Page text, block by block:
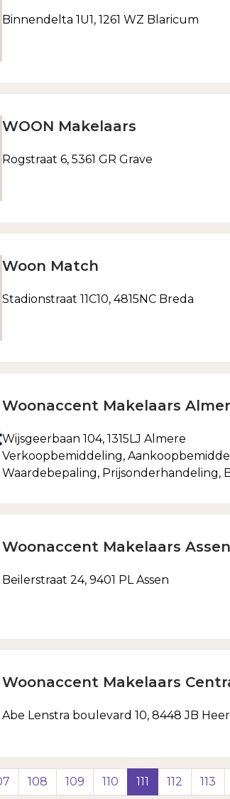
Binnendelta 1U1, 1261 WZ Blaricum
WOON Makelaars
Rogstraat 6, 5361 GR Grave
Woon Match
Stadionstraat 11C10, 4815NC Breda
Woonaccent Makelaars
Wijsgeerbaan 104, 1315LJ Almere
Verkoopbemiddeling,
Waardebepaling, Prijsonderhandeling,
Woonaccent Makelaars Assen
Beilerstraat 24, 9401 PL Assen
Woonaccent Makelaars
Abe Lenstra boulevard 10, 8448 JB
108 109 110 111 112 113